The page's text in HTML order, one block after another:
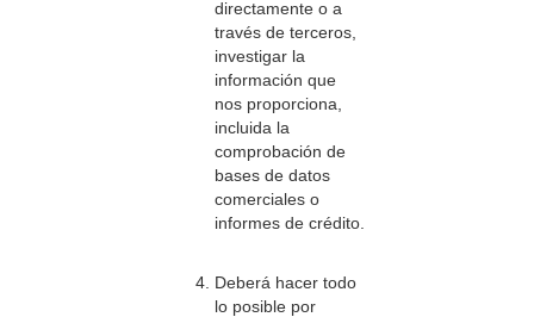
directamente o a
través de terceros,
investigar la
información que
nos proporciona,
incluida la
comprobación de
bases de datos
comerciales o
informes de crédito.
Deberá hacer todo
lo posible por